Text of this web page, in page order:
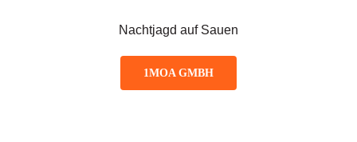
Nachtjagd auf Sauen
1MOA GMBH